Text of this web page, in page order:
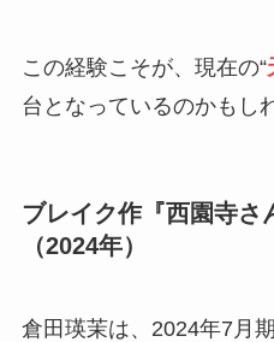
この経験こそが、現在の“
台となっているのかもし
ブレイク作『西園寺さ
（2024年）
倉田瑛茉は、2024年7月